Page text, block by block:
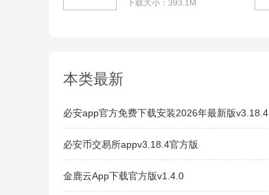
下载大小：393.1M
本类最新
必安app官方免费下载安装2026年最新版v3.18.4
必安币交易所appv3.18.4官方版
金鹿云App下载官方版v1.4.0